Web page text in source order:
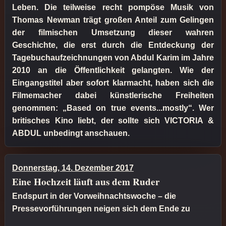
Leben. Die teilweise recht pompöse Musik von
Thomas Newman trägt großen Anteil zum Gelingen
der filmischen Umsetzung dieser wahren
Geschichte, die erst durch die Entdeckung der
Tagebuchaufzeichnungen von Abdul Karim im Jahre
2010 an die Öffentlichkeit gelangten. Wie der
Eingangstitel aber sofort klarmacht, haben sich die
Filmemacher dabei künstlerische Freiheiten
genommen: „Based on true events...mostly“. Wer
britisches Kino liebt, der sollte sich VICTORIA &
ABDUL unbedingt anschauen.
Donnerstag, 14. Dezember 2017
Eine Hochzeit läuft aus dem Ruder
Endspurt in der Vorweihnachtswoche – die
Pressevorführungen neigen sich dem Ende zu